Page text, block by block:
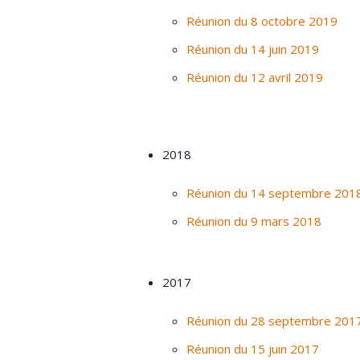
Réunion du 8 octobre 2019
Réunion du 14 juin 2019
Réunion du 12 avril 2019
2018
Réunion du 14 septembre
Réunion du 9 mars 2018
2017
Réunion du 28 septembre
Réunion du 15 juin 2017